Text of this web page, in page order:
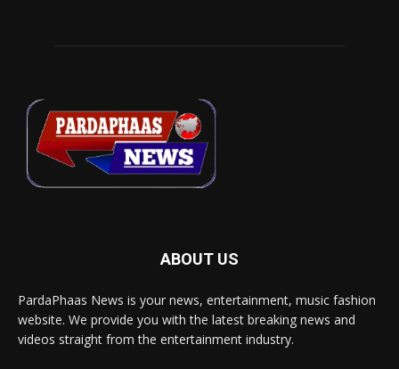
ABOUT US
PardaPhaas News is your news, entertainment, music fashion
website. We provide you with the latest breaking news and
videos straight from the entertainment industry.